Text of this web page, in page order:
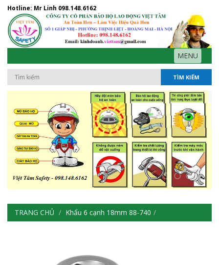
Hotline: Mr Linh 098.148.6162
MENU
TÌM KIẾM
TRANG CHỦ Khẩu 6 cạnh 18mm 88-740